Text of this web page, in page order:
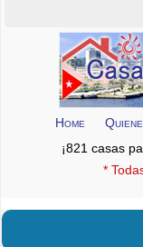
Home
¡821 casas
*